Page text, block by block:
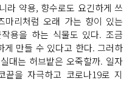
라 약용, 향수로도 요긴하게 쓰
마리처럼 오래 가는 향이 있는
용을 하는 식물도 있다. 조금
게 만들 수 있다고 한다. 그러하
대는 허브밭은 오죽할까. 일자
끝을 자극하고 코로나19로 지